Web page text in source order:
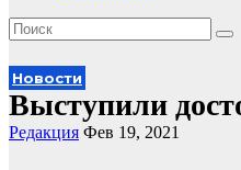
Новости
Выступили
Редакция Фев 19, 2021